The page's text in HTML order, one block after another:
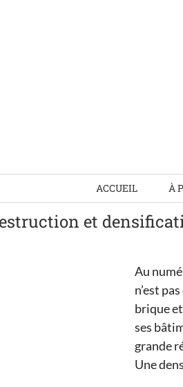
ACCUEIL À
et
Au
n’est
brique
ses
grande
Une